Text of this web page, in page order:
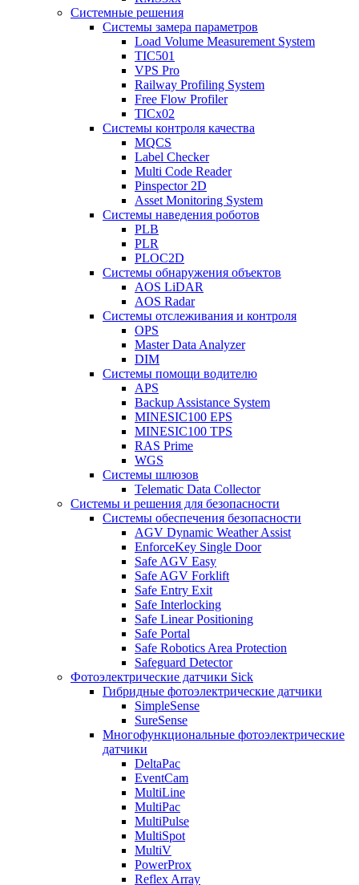
Системные решения
Системы замера параметров
Load Volume Measurement System
TIC501
VPS Pro
Railway Profiling System
Free Flow Profiler
TICx02
Системы контроля качества
MQCS
Label Checker
Multi Code Reader
Pinspector 2D
Asset Monitoring System
Системы наведения роботов
PLB
PLR
PLOC2D
Системы обнаружения объектов
AOS LiDAR
AOS Radar
Системы отслеживания и контроля
OPS
Master Data Analyzer
DIM
Системы помощи водителю
APS
Backup Assistance System
MINESIC100 EPS
MINESIC100 TPS
RAS Prime
WGS
Системы шлюзов
Telematic Data Collector
Системы и решения для безопасности
Системы обеспечения безопасности
AGV Dynamic Weather Assist
EnforceKey Single Door
Safe AGV Easy
Safe AGV Forklift
Safe Entry Exit
Safe Interlocking
Safe Linear Positioning
Safe Portal
Safe Robotics Area Protection
Safeguard Detector
Фотоэлектрические датчики Sick
Гибридные фотоэлектрические датчики
SimpleSense
SureSense
Многофункциональные фотоэлектрические
датчики
DeltaPac
EventCam
MultiLine
MultiPac
MultiPulse
MultiSpot
MultiV
PowerProx
Reflex Array